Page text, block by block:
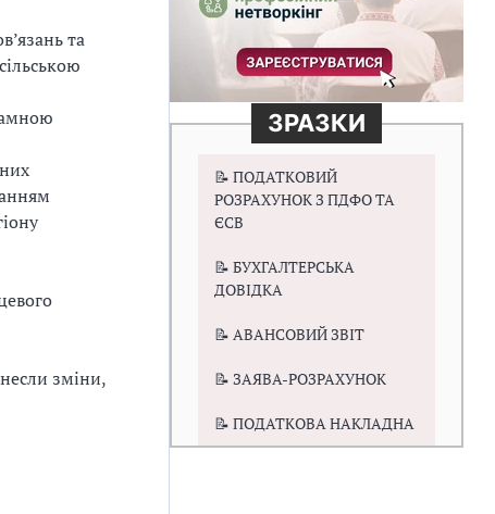
та
зміни,
ЗРАЗКИ
📝 ПОДАТКОВИЙ
РОЗРАХУНОК З ПДФО ТА
ЄСВ
📝 БУХГАЛТЕРСЬКА
ДОВІДКА
📝 АВАНСОВИЙ ЗВІТ
📝 ЗАЯВА-РОЗРАХУНОК
📝 ПОДАТКОВА НАКЛАДНА